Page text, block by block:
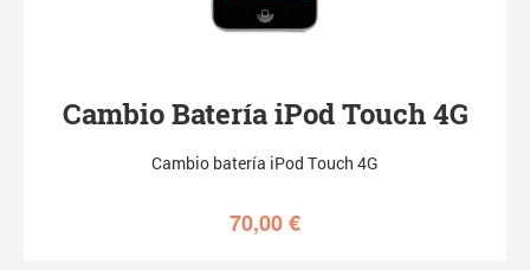
Cambio Batería iPod Touch 4G
Cambio batería iPod Touch 4G
70,00€